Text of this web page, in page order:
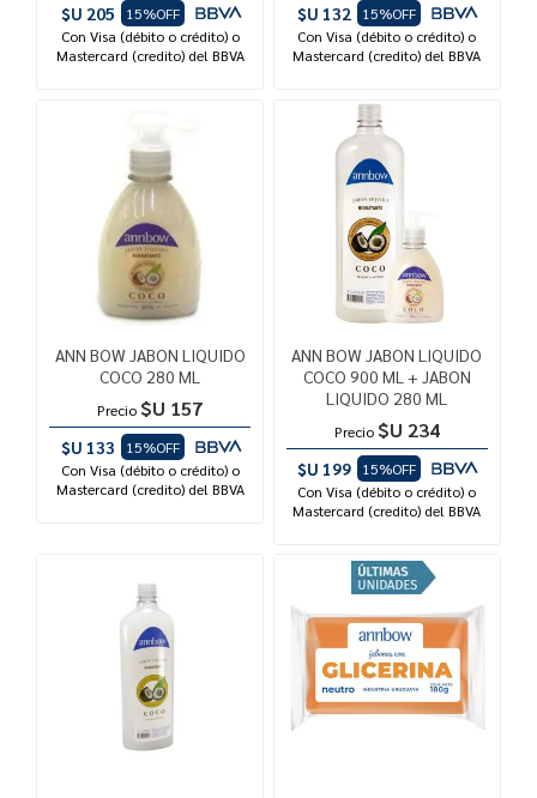
$U 205
15%OFF
Con Visa (débito o crédito) o
Mastercard (credito) del BBVA
$U 132
15%OFF
Con Visa (débito o crédito) o
Mastercard (credito) del BBVA
ANN BOW JABON LIQUIDO
COCO 280 ML
Precio $U 157
$U 133
15%OFF
Con Visa (débito o crédito) o
Mastercard (credito) del BBVA
ANN BOW JABON LIQUIDO
COCO 900 ML + JABON
LIQUIDO 280 ML
Precio $U 234
$U 199
15%OFF
Con Visa (débito o crédito) o
Mastercard (credito) del BBVA